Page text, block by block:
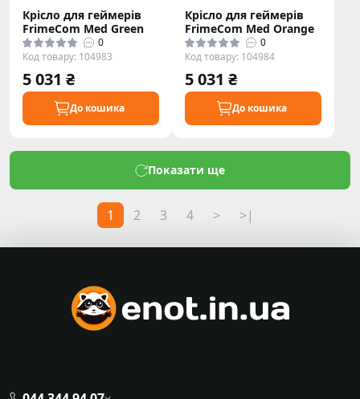
Крісло для геймерів
FrimeCom Med Green
0
Код товару: 104983
5 031 ₴
До кошика
Крісло для геймерів
FrimeCom Med Orange
0
Код товару: 104984
5 031 ₴
До кошика
Показати ще
1 2 3 4 > >|